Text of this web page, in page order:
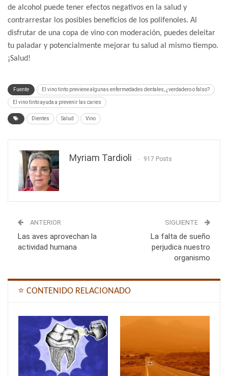
de alcohol puede tener efectos negativos en la salud y
contrarrestar los posibles beneficios de los polifenoles. Al
disfrutar de una copa de vino con moderación, puedes deleitar
tu paladar y potencialmente mejorar tu salud al mismo tiempo.
¡Salud!
Fuente El vino tinto previene algunas enfermedades dentales, ¿verdadero o falso?
El vino tinto ayuda a prevenir las caries
Dientes Salud Vino
Myriam Tardioli 917 Posts
ANTERIOR
Las aves aprovechan la
actividad humana
SIGUIENTE
La falta de sueño
perjudica nuestro
organismo
⭐ CONTENIDO RELACIONADO